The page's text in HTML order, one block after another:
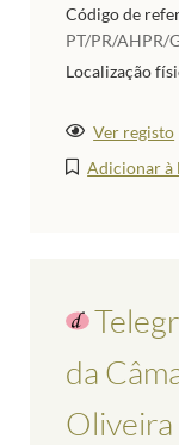
Código de
PT/PR/AHPR/
Localização
Ver registo
Adicionar à
da